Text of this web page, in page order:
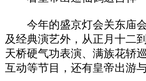
今年的盛京灯会关东庙会
及经典演艺外，从正月十二
天桥硬气功表演、满族花轿
互动等节目，还有皇帝出游